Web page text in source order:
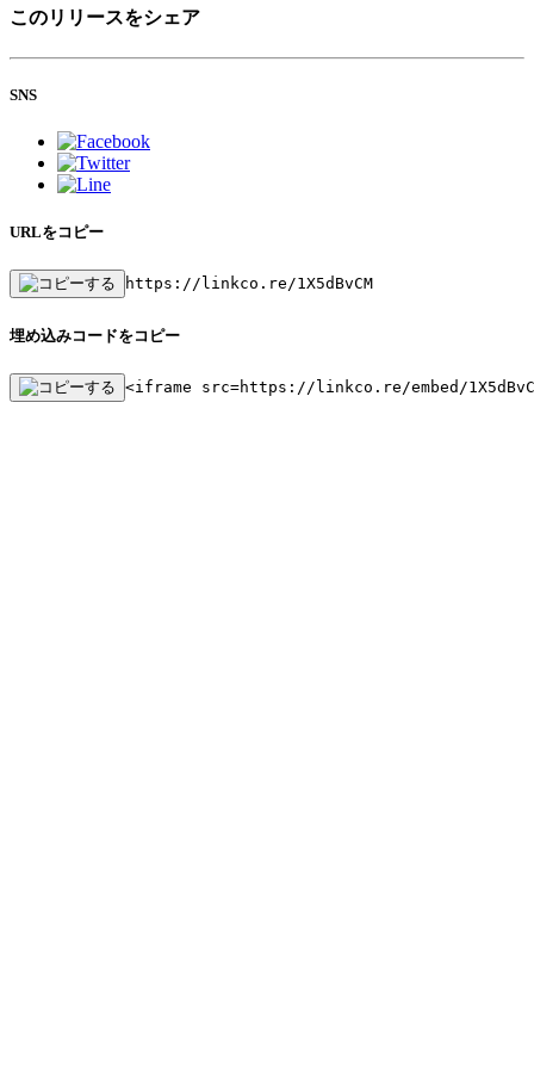
このリリースをシェア
SNS
URLをコピー
https://linkco.re/1X5dBvCM
埋め込みコードをコピー
<iframe src=https://linkco.re/embed/